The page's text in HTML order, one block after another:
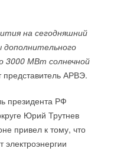
на сегодняшний
3000 МВт солнечной
представитель АРВЭ.
президента РФ
Юрий Трутнев
привел к тому, что
станет создание
установку,
энергию
защиты
одним общим